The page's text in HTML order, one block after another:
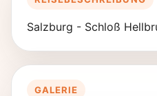
Salzburg - Schloß
GALERIE